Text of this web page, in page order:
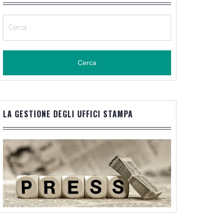
per:
LA GESTIONE DEGLI UFFICI STAMPA